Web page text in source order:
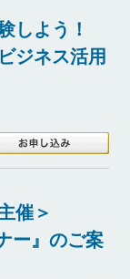
しよう！
ジネス活用
催＞
ー』のご案